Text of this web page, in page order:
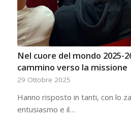
Nel cuore del mondo 2025-
cammino verso la missione
29 Ottobre 2025
Hanno risposto in tanti, con lo
entusiasmo e il…